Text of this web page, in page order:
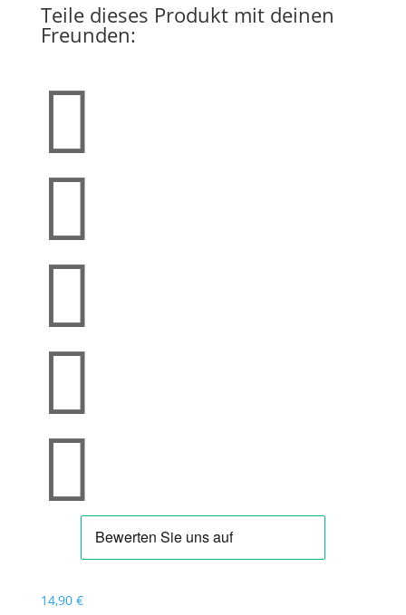
Teile dieses Produkt mit deinen
Freunden:





14,90 €